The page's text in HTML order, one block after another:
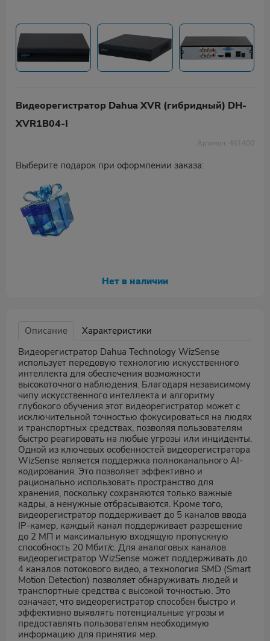
Видеорегистратор Dahua XVR (гибридный) DH-
XVR1B04-I
Артикул: 461400
Выберите подарок при оформлении заказа:
Нет в наличии
Описание
Характеристики
Видеорегистратор Dahua Technology WizSense
использует передовую технологию искусственного
интеллекта для обеспечения возможности
высокоточного наблюдения. Благодаря независимому
чипу искусственного интеллекта и алгоритму
глубокого обучения этот видеорегистратор может с
исключительной точностью фокусироваться на людях
и транспортных средствах, позволяя пользователям
быстро реагировать на любые угрозы или инциденты.
Одной из ключевых особенностей видеорегистратора
WizSense является поддержка полноканального AI-
кодирования. Это позволяет эффективно и
рационально использовать пространство для
хранения, поскольку сохраняются только важные
кадры, а ненужные отбрасываются. Кроме того,
видеорегистратор поддерживает до 5 каналов ввода
IP-камер, каждый канал поддерживает разрешение
до 2 МП и максимальную входящую пропускную
способность 20 Мбит/с. Для аналоговых каналов
видеорегистратор WizSense может поддерживать до
4 каналов потокового видео, а технология SMD (Smart
Motion Detection) позволяет обнаруживать людей и
транспортные средства с высокой точностью. Это
означает, что видеорегистратор способен быстро и
эффективно выявлять потенциальные угрозы и
предоставлять пользователям необходимую
информацию для принятия мер.